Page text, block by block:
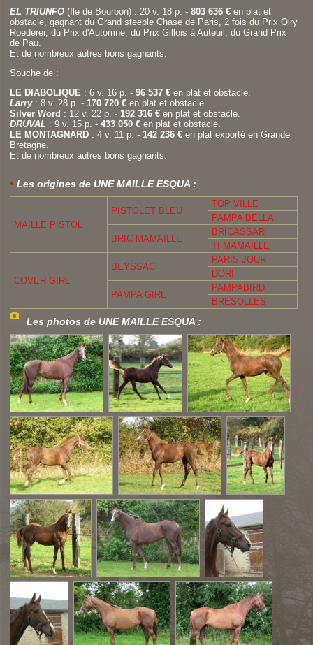
EL TRIUNFO (Ile de Bourbon) : 20 v. 18 p. - 803 636 € en plat et
obstacle, gagnant du Grand steeple Chase de Paris, 2 fois du Prix Olry
Roederer, du Prix d'Automne, du Prix Gillois à Auteuil; du Grand Prix
de Pau.
Et de nombreux autres bons gagnants.
Souche de :
LE DIABOLIQUE : 6 v. 16 p. - 96 537 € en plat et obstacle.
Larry : 8 v. 28 p. - 170 720 € en plat et obstacle.
Silver Word : 12 v. 22 p. - 192 316 € en plat et obstacle.
DRUVAL : 9 v. 15 p. - 433 050 € en plat et obstacle.
LE MONTAGNARD : 4 v. 11 p. - 142 236 € en plat exporté en Grande
Bretagne.
Et de nombreux autres bons gagnants.
Les origines de UNE MAILLE ESQUA :
MAILLE PISTOL
PISTOLET BLEU
TOP VILLE
PAMPA BELLA
BRIC MAMAILLE
BRICASSAR
TI MAMAILLE
COVER GIRL
BEYSSAC
PARIS JOUR
DORI
PAMPA GIRL
PAMPABIRD
BRESOLLES
Les photos de UNE MAILLE ESQUA :